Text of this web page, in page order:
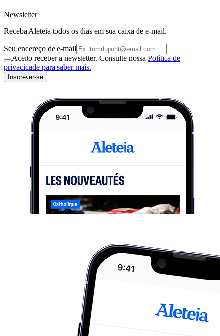
Newsletter
Receba Aleteia todos os dias em sua caixa de e-mail.
Seu endereço de e-mail
Aceito receber a newsletter. Consulte nossa Política de
privacidade para saber mais.
Inscrever-se